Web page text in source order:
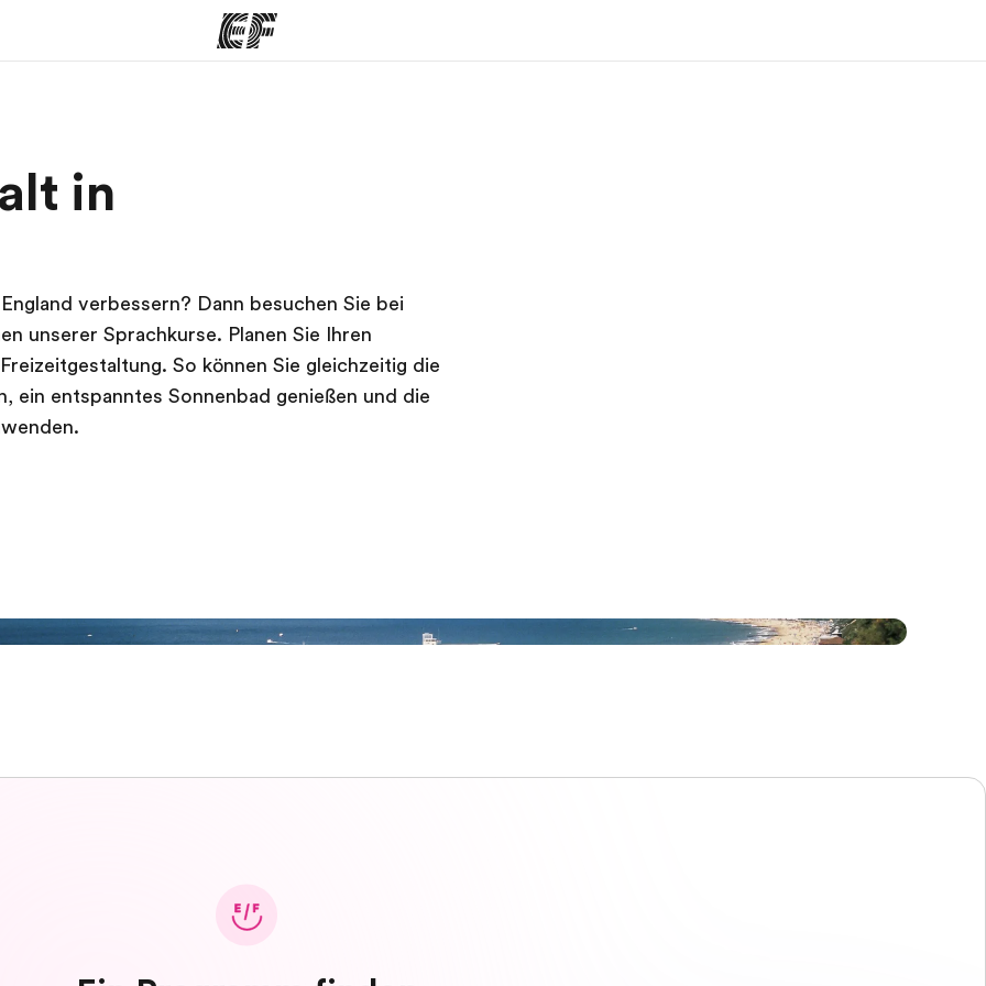
ansehen
in
verbessern? Dann besuchen Sie bei
unserer Sprachkurse. Planen Sie Ihren
So können Sie gleichzeitig die
ein entspanntes Sonnenbad genießen und die